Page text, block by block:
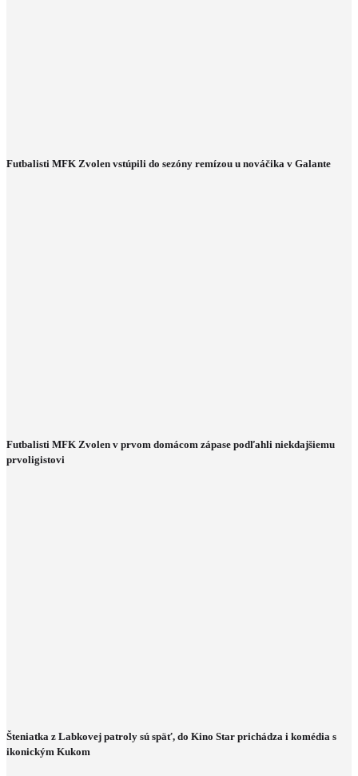
Futbalisti MFK Zvolen vstúpili do sezóny remízou u nováčika v Galante
Futbalisti MFK Zvolen v prvom domácom zápase podľahli niekdajšiemu
prvoligistovi
Šteniatka z Labkovej patroly sú späť, do Kino Star prichádza i komédia s
ikonickým Kukom